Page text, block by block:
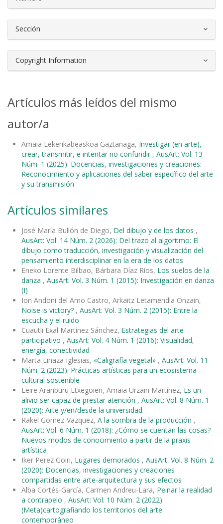
Sección
Copyright Information
Artículos más leídos del mismo
autor/a
Amaia Lekerikabeaskoa Gaztañaga, Investigar (en arte),
crear, transmitir, e intentar no confundir , AusArt: Vol. 13
Núm. 1 (2025): Docencias, investigaciones y creaciones:
Reconocimiento y aplicaciones del saber específico del arte
y su transmisión
Artículos similares
José María Bullón de Diego, Del dibujo y de los datos ,
AusArt: Vol. 14 Núm. 2 (2026): Del trazo al algoritmo: El
dibujo como traducción, investigación y visualización del
pensamiento interdisciplinar en la era de los datos
Eneko Lorente Bilbao, Bárbara Díaz Ríos, Los suelos de la
danza , AusArt: Vol. 3 Núm. 1 (2015): Investigación en danza
(I)
Ion Andoni del Amo Castro, Arkaitz Letamendia Onzain,
Noise is victory? , AusArt: Vol. 3 Núm. 2 (2015): Entre la
escucha y el ruido
Cuautli Exal Martínez Sánchez, Estrategias del arte
participativo , AusArt: Vol. 4 Núm. 1 (2016): Visualidad,
energía, conectividad
Marta Linaza Iglesias, «Caligrafía vegetal» , AusArt: Vol. 11
Núm. 2 (2023): Prácticas artísticas para un ecosistema
cultural sostenible
Leire Aranburu Etxegoien, Amaia Urzain Martínez, Es un
alivio ser capaz de prestar atención , AusArt: Vol. 8 Núm. 1
(2020): Arte y/en/desde la universidad
Rakel Gomez-Vazquez, A la sombra de la producción ,
AusArt: Vol. 6 Núm. 1 (2018): ¿Cómo se cuentan las cosas?
Nuevos modos de conocimiento a partir de la praxis
artística
Iker Perez Goiri, Lugares demorados , AusArt: Vol. 8 Núm. 2
(2020): Docencias, investigaciones y creaciones
compartidas entre arte-arquitectura y sus efectos
Alba Cortés-García, Carmen Andreu-Lara, Peinar la realidad
a contrapelo , AusArt: Vol. 10 Núm. 2 (2022):
(Meta)cartografiando los territorios del arte
contemporáneo